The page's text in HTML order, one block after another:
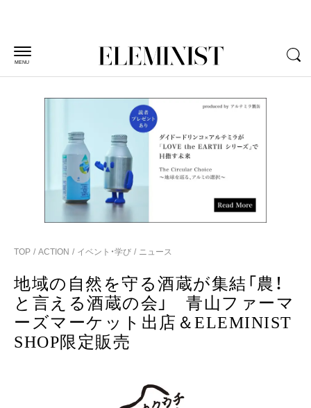
MENU
TOP ACTION イベント・学び ニュース
地域の自然を守る酒蔵が集結「農！
と言える酒蔵の会」 青山ファーマ
ーズマーケット出店＆ELEMINIST
SHOP限定販売